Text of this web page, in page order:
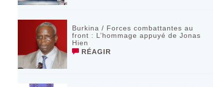
Burkina / Forces combattantes au
front : L’hommage appuyé de Jonas
Hien
RÉAGIR